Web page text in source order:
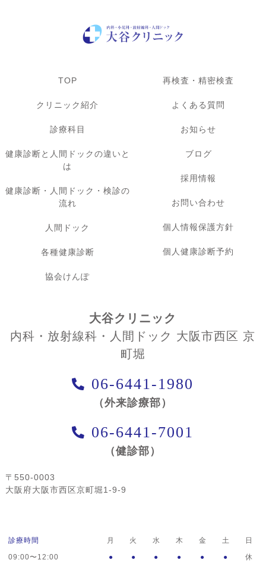
TOP
クリニック紹介
診療科目
健康診断と人間ドックの違いと
は
健康診断・人間ドック・検診の
流れ
人間ドック
各種健康診断
協会けんぽ
再検査・精密検査
よくある質問
お知らせ
ブログ
採用情報
お問い合わせ
個人情報保護方針
個人健康診断予約
大谷クリニック
内科・放射線科・人間ドック 大阪市西区 京
町堀
06-6441-1980
（外来診療部）
06-6441-7001
（健診部）
〒550-0003
大阪府大阪市西区京町堀1-9-9
診療時間 月 火 水 木 金 土
日
09:00〜12:00
● ● ● ● ● ● 休